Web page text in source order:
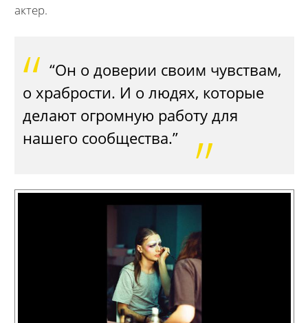
актер.
“Он о доверии своим чувствам,
о храбрости. И о людях, которые
делают огромную работу для
нашего сообщества.”